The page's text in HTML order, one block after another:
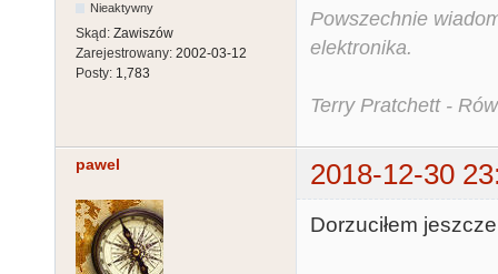
Nieaktywny
Skąd: Zawiszów
Zarejestrowany: 2002-03-12
Posty: 1,783
Powszechnie
elektronika.
Terry Pratchett -
pawel 2018-12-30
Dorzuciłem